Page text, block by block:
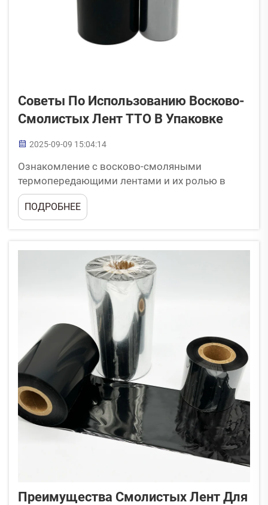
Советы По Использованию Восково-
Смолистых Лент TTO В Упаковке
2025-09-09 15:04:14
Ознакомление с восково-смоляными
термопередающими лентами и их ролью в
упаковке Что представляют собой восково-
смоляные термопередающие ленты?
Термопередающие ленты, изготовленные из
около 60-70% воска, смешанного примерно с
ПОДРОБНЕЕ
Преимущества Смолистых Лент Для